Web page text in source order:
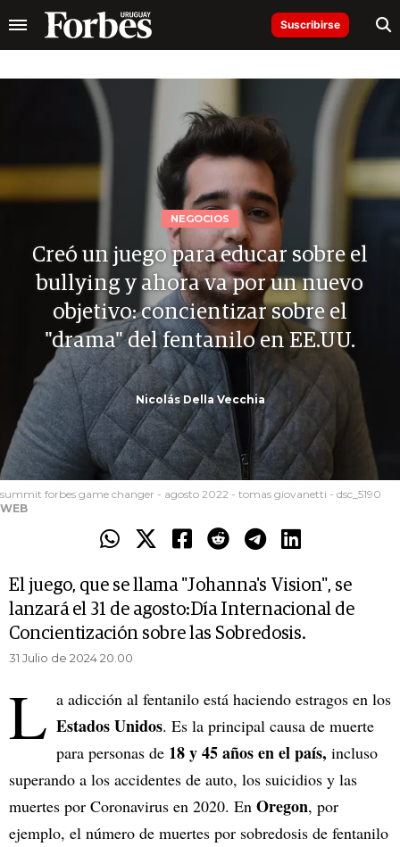
Suscribirse
NEGOCIOS
Creó un juego para educar sobre el
bullying y ahora va por un nuevo
objetivo: concientizar sobre el
"drama" del fentanilo en EE.UU.
Nicolás Della Vecchia
summit forbes game changer - agosto 2022 - tomas giovanetti - dsc_5190
WEB
El juego, que se llama "Johanna's Vision", se
lanzará el 31 de agosto:Día Internacional de
Concientización sobre las Sobredosis.
31 Julio de 2024 20.00
L a adicción al fentanilo está haciendo estragos en los
Estados Unidos. Es la principal causa de muerte
para personas de 18 y 45 años en el país, incluso
superando a los accidentes de auto, los suicidios y las
muertes por Coronavirus en 2020. En Oregon, por
ejemplo, el número de muertes por sobredosis de fentanilo